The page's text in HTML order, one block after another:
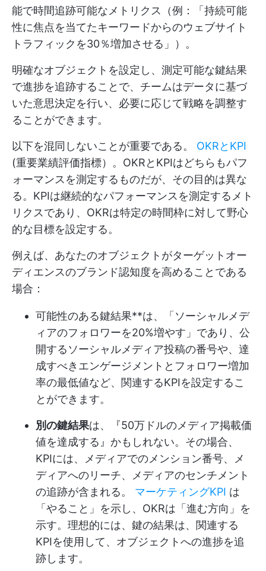
能で時間追跡可能なメトリクス（例：「持続可能
性に焦点を当てたキーワードからのウェブサイト
トラフィックを30％増加させる」）。
明確なオブジェクトを設定し、測定可能な鍵結果
で進捗を追跡することで、チームはデータに基づ
いた意思決定を行い、必要に応じて戦略を調整す
ることができます。
以下を混同しないことが重要である。 OKRとKPI
(重要業績評価指標）。OKRとKPIはどちらもパフ
ォーマンスを測定するものだが、その目的は異な
る。KPIは継続的なパフォーマンスを測定するメト
リクスであり、OKRは特定の時間枠に対して野心
的な目標を設定する。
例えば、あなたのオブジェクトがターゲットオー
ディエンスのブランド認知度を高めることである
場合：
可能性のある鍵結果**は、「ソーシャルメデ
ィアのフォロワーを20%増やす」であり、公
開するソーシャルメディア投稿の番号や、達
成すべきエンゲージメントとフォロワー増加
率の最低値など、関連するKPIを設定するこ
とができます。
別の鍵結果は、『50万ドルのメディア掲載価
値を達成する』かもしれない。その場合、
KPIには、メディアでのメンション番号、メ
ディアへのリーチ、メディアのセンチメント
の追跡が含まれる。 マーケティングKPI は
「やること」を示し、OKRは「進む方向」を
示す。理想的には、鍵の結果は、関連する
KPIを使用して、オブジェクトへの進捗を追
跡します。